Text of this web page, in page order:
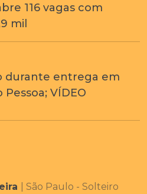
116 vagas com
mil
durante entrega em
VÍDEO
| São Paulo - Solteiro